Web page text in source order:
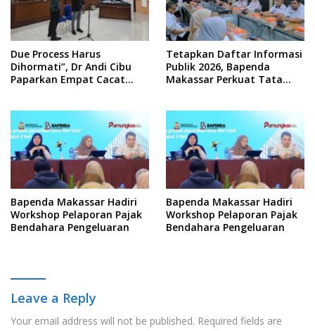
Due Process Harus
Dihormati”, Dr Andi Cibu
Paparkan Empat Cacat
Tetapkan Daftar Informasi
Publik 2026, Bapenda
Makassar Perkuat Tata
Bapenda Makassar Hadiri
Workshop Pelaporan Pajak
Bendahara Pengeluaran
Bapenda Makassar Hadiri
Workshop Pelaporan Pajak
Bendahara Pengeluaran
Leave a Reply
Your email address will not be published. Required fields are